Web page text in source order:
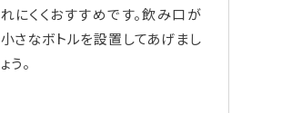
れにくくおすすめです。飲み口が
小さなボトルを設置してあげまし
ょう。